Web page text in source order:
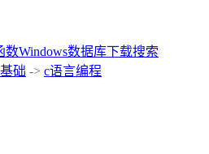
数Windows数据库下载搜索
础 -> c语言编程